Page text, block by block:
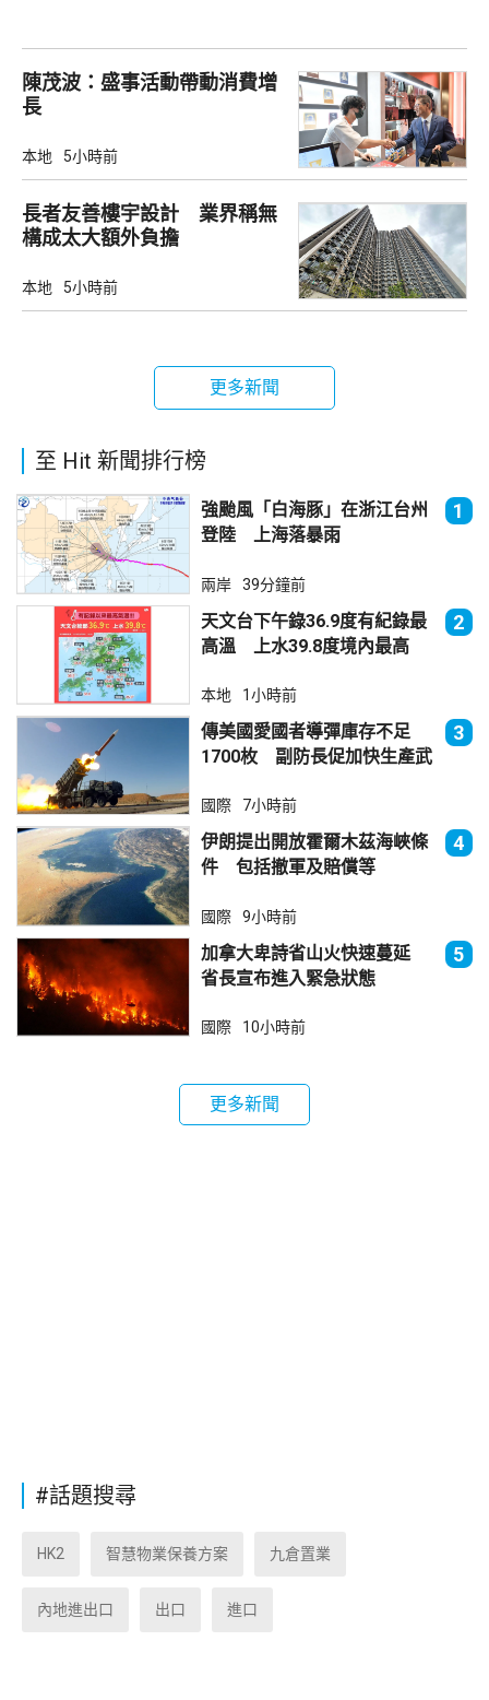
陳茂波：盛事活動帶動消費增
長
本地 5小時前
長者友善樓宇設計 業界稱無
構成太大額外負擔
本地 5小時前
更多新聞
至 Hit 新聞排行榜
強颱風「白海豚」在浙江台州
登陸 上海落暴雨
1
兩岸 39分鐘前
天文台下午錄36.9度有紀錄最
高溫 上水39.8度境內最高
2
本地 1小時前
傳美國愛國者導彈庫存不足
1700枚 副防長促加快生產武
3
國際 7小時前
伊朗提出開放霍爾木茲海峽條
件 包括撤軍及賠償等
4
國際 9小時前
加拿大卑詩省山火快速蔓延
省長宣布進入緊急狀態
5
國際 10小時前
更多新聞
#話題搜尋
HK2 智慧物業保養方案 九倉置業
內地進出口 出口 進口